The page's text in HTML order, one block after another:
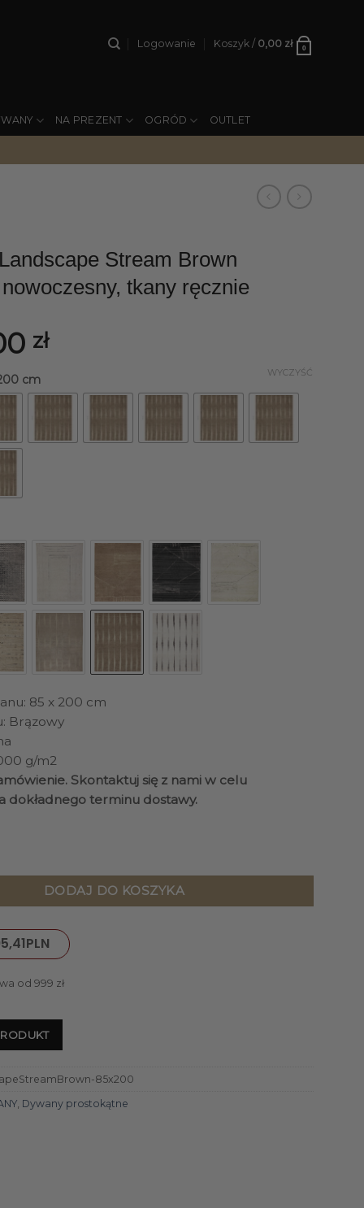
Logowanie Koszyk / 0,00 zł 0
NA PREZENT OGRÓD OUTLET
Stream Brown
tkany ręcznie
zł
cm WYCZYŚĆ
85 x 200 cm
Brązowy
g/m2
Skontaktuj się z nami w celu
dokładnego terminu dostawy.
DODAJ DO KOSZYKA
PLN
od 999 zł
85x200
Dywany prostokątne